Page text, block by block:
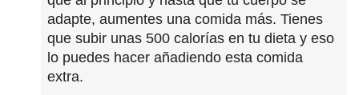
adapte, aumentes una comida más. Tienes
que subir unas 500 calorías en tu dieta y eso
lo puedes hacer añadiendo esta comida
extra.